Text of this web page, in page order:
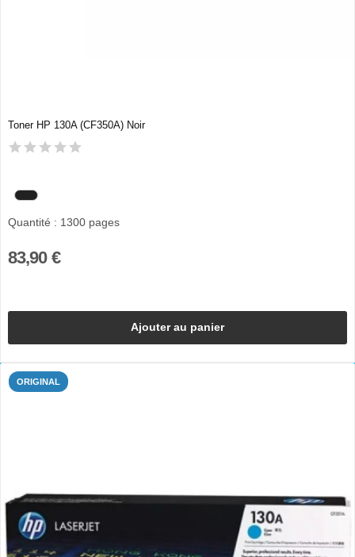
Toner HP 130A (CF350A) Noir
Quantité : 1300 pages
83,90 €
Ajouter au panier
ORIGINAL